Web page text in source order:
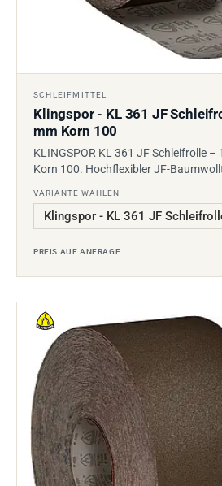
SCHLEIFMITTEL
Klingspor - KL 361 JF
mm Korn 100
KLINGSPOR KL 361 JF Schleifrolle –
Korn 100. Hochflexibler JF-
VARIANTE WÄHLEN
PREIS AUF ANFRAGE